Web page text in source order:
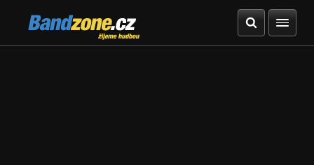
Bandzone.cz
žijeme hudbou